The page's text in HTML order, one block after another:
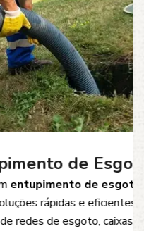
Esgoto
de esgoto?
eficientes para
caixas de